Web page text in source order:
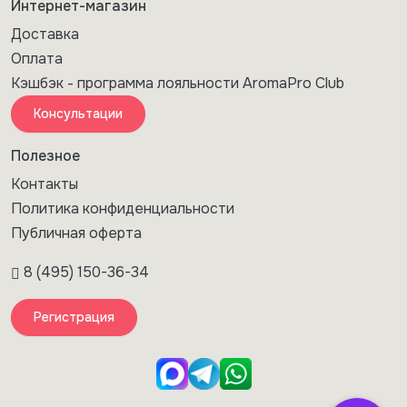
Интернет-магазин
Доставка
Оплата
Кэшбэк - программа лояльности AromaPro Club
Консультации
Полезное
Контакты
Политика конфиденциальности
Публичная оферта
8 (495) 150-36-34
Регистрация